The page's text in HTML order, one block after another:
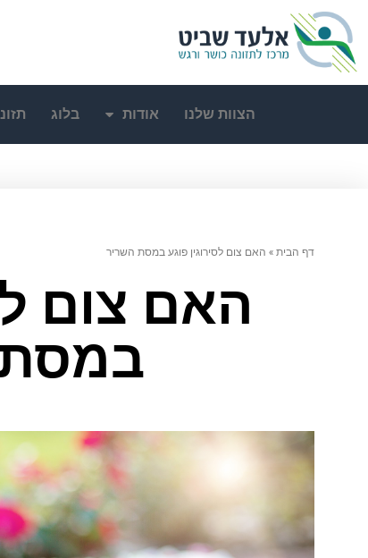
הצוות שלנו אודות בלוג
דף הבית» האם צום לסירוגין פוגע במסת השריר
האם צום